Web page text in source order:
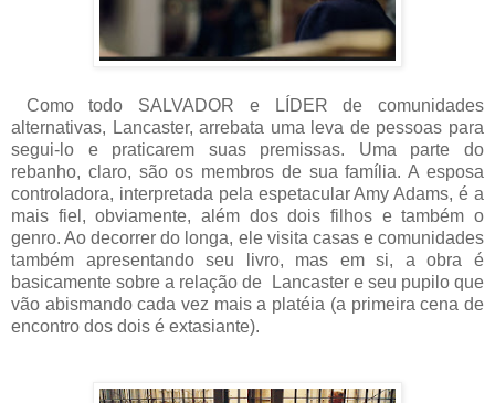
Como todo SALVADOR e LÍDER de comunidades
alternativas, Lancaster, arrebata uma leva de pessoas para
segui-lo e praticarem suas premissas. Uma parte do
rebanho, claro, são os membros de sua família. A esposa
controladora, interpretada pela espetacular Amy Adams, é a
mais fiel, obviamente, além dos dois filhos e também o
genro. Ao decorrer do longa, ele visita casas e comunidades
também apresentando seu livro, mas em si, a obra é
basicamente sobre a relação de Lancaster e seu pupilo que
vão abismando cada vez mais a platéia (a primeira cena de
encontro dos dois é extasiante).